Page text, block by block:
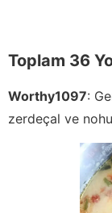
Toplam 36
Worthy1097:
zerdeçal ve